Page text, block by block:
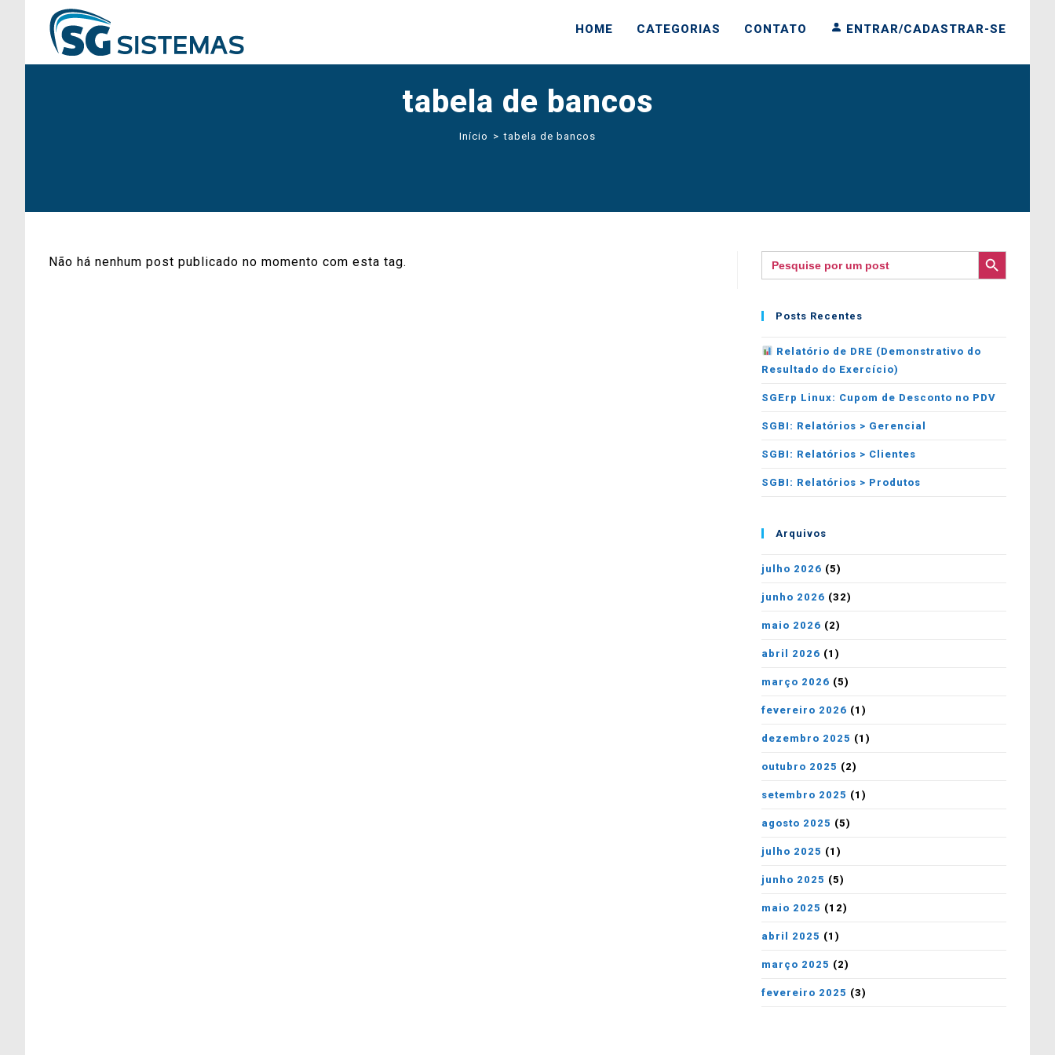
HOME CATEGORIAS CONTATO ENTRAR/CADASTRAR-SE
tabela de bancos
Início > tabela de bancos
Não há nenhum post publicado no momento com esta tag.
Search
for:
SEARCH BUTTON
Posts Recentes
Relatório de DRE (Demonstrativo do
Resultado do Exercício)
SGErp Linux: Cupom de Desconto no PDV
SGBI: Relatórios > Gerencial
SGBI: Relatórios > Clientes
SGBI: Relatórios > Produtos
Arquivos
julho 2026 (5)
junho 2026 (32)
maio 2026 (2)
abril 2026 (1)
março 2026 (5)
fevereiro 2026 (1)
dezembro 2025 (1)
outubro 2025 (2)
setembro 2025 (1)
agosto 2025 (5)
julho 2025 (1)
junho 2025 (5)
maio 2025 (12)
abril 2025 (1)
março 2025 (2)
fevereiro 2025 (3)